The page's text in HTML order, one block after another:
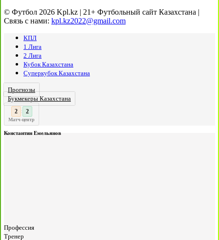
© Футбол 2026 Kpl.kz | 21+ Футбольный сайт Казахстана |
Связь с нами: kpl.kz2022@gmail.com
КПЛ
1 Лига
2 Лига
Кубок Казахстана
Суперкубок Казахстана
Прогнозы
Букмекеры Казахстана
3 : 2
Матч-центр
Константин Емельянов
Профессия
Тренер